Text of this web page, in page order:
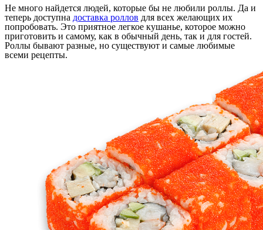
Не много найдется людей, которые бы не любили роллы. Да и
теперь доступна доставка роллов для всех желающих их
попробовать. Это приятное легкое кушанье, которое можно
приготовить и самому, как в обычный день, так и для гостей.
Роллы бывают разные, но существуют и самые любимые
всеми рецепты.